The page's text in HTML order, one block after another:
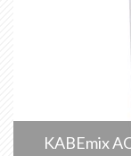
KABEmix